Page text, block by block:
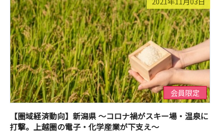
会員限定
【圏域経済動向】新潟県 ～コロナ禍がスキー場・温泉に
打撃。上越圏の電子・化学産業が下支え～